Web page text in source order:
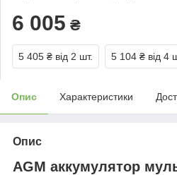
6 005 ₴
5 405 ₴ від 2 шт. 5 104 ₴ від 4
Опис Характеристики
Опис
AGM аккумулятор